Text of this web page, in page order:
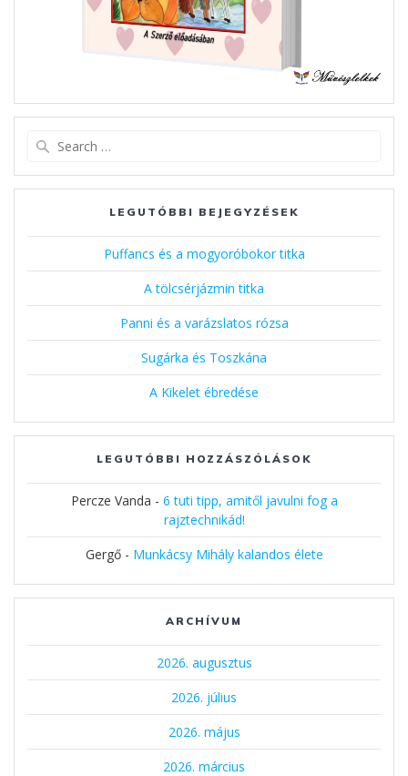
LEGUTÓBBI BEJEGYZÉSEK
Puffancs és a mogyoróbokor titka
A tölcsérjázmin titka
Panni és a varázslatos rózsa
Sugárka és Toszkána
A Kikelet ébredése
LEGUTÓBBI HOZZÁSZÓLÁSOK
Percze Vanda - 6 tuti tipp, amitől javulni fog a
rajztechnikád!
Gergő- Munkácsy Mihály kalandos élete
ARCHÍVUM
2026. augusztus
2026. július
2026. május
2026. március